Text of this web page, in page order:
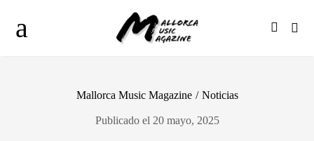
Mallorca Music Magazine / Noticias
Publicado el 20 mayo, 2025